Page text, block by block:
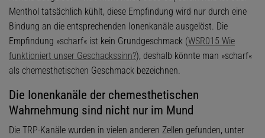
Menthol tatsächlich kühlt, diese Empfindung wird nur durch eine
Bindung an die entsprechenden Ionenkanäle ausgelöst. Die
Empfindung »scharf« ist kein Grundgeschmack (WSR015 Wie
funktioniert unser Geschackssinn?), deshalb könnte man »scharf«
als chemesthetischen Geschmack bezeichnen.
Die Ionenkanäle der chemesthetischen
Wahrnehmung sind nicht nur im Mund
Die TRP-Kanäle wurden in vielen anderen Zellen gefunden, unter